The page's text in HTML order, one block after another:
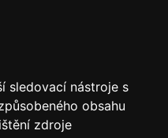
sledovací nástroje s
obsahu
zdroje